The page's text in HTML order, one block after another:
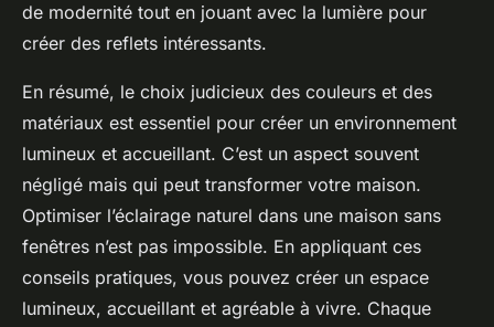
de modernité tout en jouant avec la lumière pour
créer des reflets intéressants.
En résumé, le choix judicieux des couleurs et des
matériaux est essentiel pour créer un environnement
lumineux et accueillant. C’est un aspect souvent
négligé mais qui peut transformer votre maison.
Optimiser l’éclairage naturel dans une maison sans
fenêtres n’est pas impossible. En appliquant ces
conseils pratiques, vous pouvez créer un espace
lumineux, accueillant et agréable à vivre. Chaque